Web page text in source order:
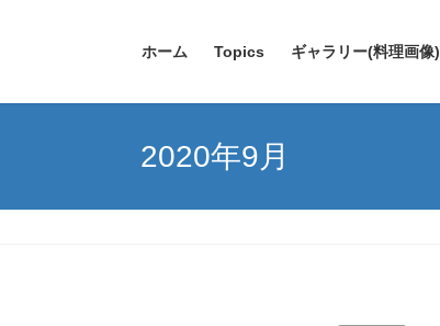
ホーム Topics ギャラリー(料理画像)
2020年9月